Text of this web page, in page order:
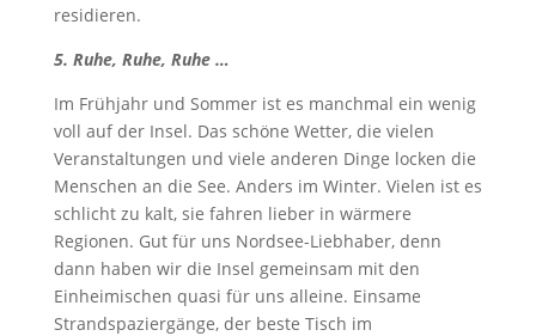
residieren.
5. Ruhe, Ruhe, Ruhe …
Im Frühjahr und Sommer ist es manchmal ein wenig
voll auf der Insel. Das schöne Wetter, die vielen
Veranstaltungen und viele anderen Dinge locken die
Menschen an die See. Anders im Winter. Vielen ist es
schlicht zu kalt, sie fahren lieber in wärmere
Regionen. Gut für uns Nordsee-Liebhaber, denn
dann haben wir die Insel gemeinsam mit den
Einheimischen quasi für uns alleine. Einsame
Strandspaziergänge, der beste Tisch im